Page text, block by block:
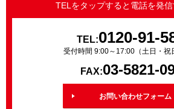
TELをタップすると電話を発信
TEL:0120-91-
受付時間 9:00～17:00（土日・祝
FAX:03-5821-
お問い合わせフォーム